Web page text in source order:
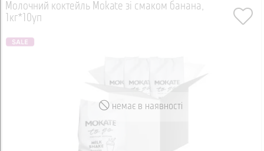
немає в наявності
Молочний коктейль Mokate зі смаком банана,
1кг*10уп